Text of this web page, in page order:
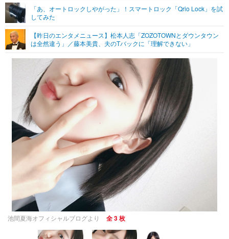
グラビア
ショッピング その他
その他
プッシュ通知の停止方法
「あ、オートロックしやがった」！スマートロック「Qrio Lock」を試
してみた
【昨日のエンタメニュース】松本人志「ZOZOTOWNとダウンタウン
は全然違う」／藤本美貴、夫のTバックに「理解できない」
池間夏海オフィシャルブログより 全 3 枚